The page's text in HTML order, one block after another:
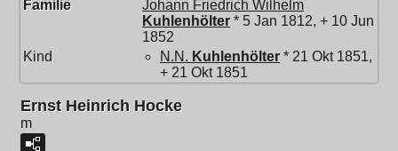
Familie
Johann Friedrich Wilhelm
Kuhlenhölter * 5 Jan 1812, + 10 Jun
1852
Kind
N.N. Kuhlenhölter * 21 Okt 1851,
+ 21 Okt 1851
Ernst Heinrich Hocke
m